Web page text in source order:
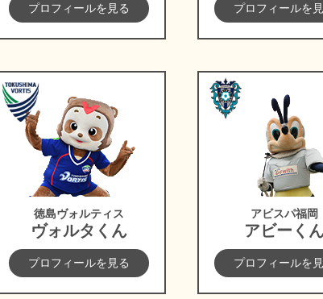
プロフィールを見る プロフィールを
徳島ヴォルティス
ヴォルタくん
プロフィールを見る
アビスパ福岡
アビーく
プロフィールを